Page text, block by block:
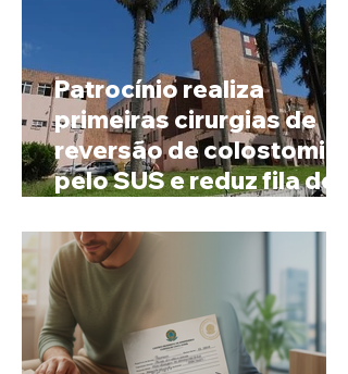
Patrocínio realiza
primeiras cirurgias de
reversão de colostomia
pelo SUS e reduz fila de